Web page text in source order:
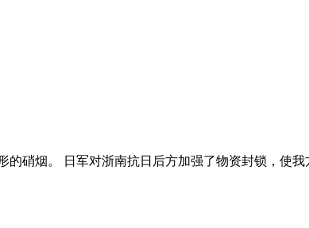
硝烟。 日军对浙南抗日后方加强了物资封锁，使